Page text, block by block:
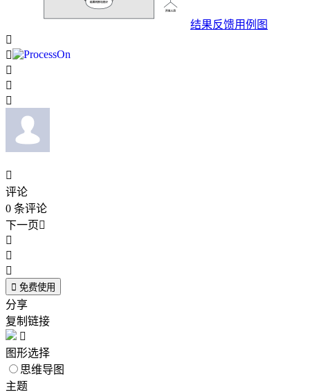
结果反馈用例图






评论
0 条评论
下一页



 免费使用
分享
复制链接

图形选择
思维导图
主题